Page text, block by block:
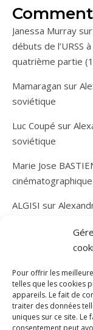
Pour offrir les
telles que les cookies
appareils. Le fait de
traiter des données
uniques sur ce site.
consentement peut
Janessa Murray sur
débuts de l’URSS
quatrième partie
Mamaragan sur
soviétique
Luc Coupé sur
soviétique
Marie Jose
ALGISI sur